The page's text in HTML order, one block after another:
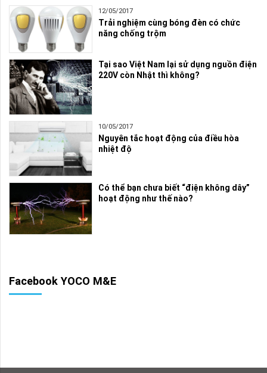
12/05/2017
Trải nghiệm cùng bóng đèn có chức
năng chống trộm
Tại sao Việt Nam lại sử dụng nguồn điện
220V còn Nhật thì không?
10/05/2017
Nguyên tắc hoạt động của điều hòa
nhiệt độ
Có thể bạn chưa biết “điện không dây”
hoạt động như thế nào?
Facebook YOCO M&E